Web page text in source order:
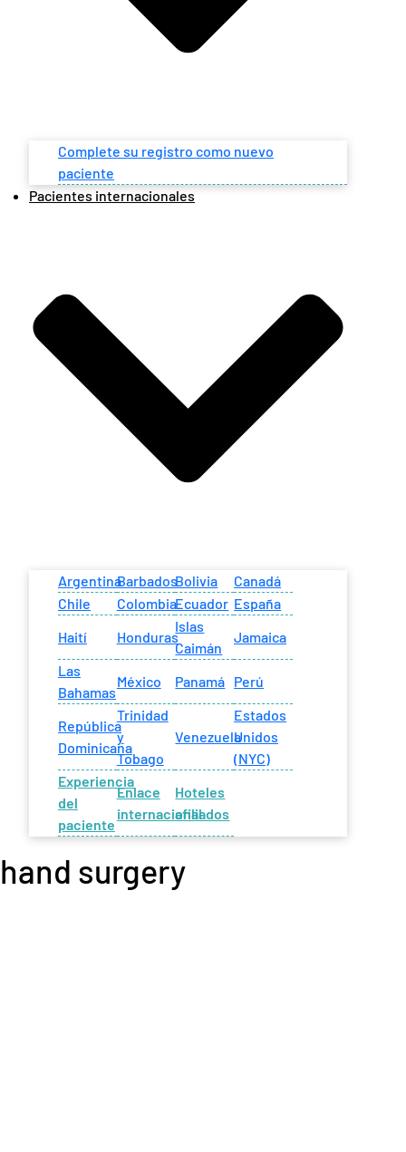
Complete su registro como nuevo
paciente
Pacientes internacionales
ArgentinaBarbadosBolivia
Canadá
Chile
ColombiaEcuador España
Haití
Honduras
Islas
Caimán
Jamaica
Las
Bahamas
México Panamá Perú
República
Dominicana
Trinidad
y
Tobago
Venezuela
Estados
Unidos
(NYC)
Experiencia
del
paciente
Enlace
internacional
Hoteles
afiliados
hand surgery